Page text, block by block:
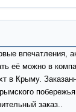
впечатления,
её можно в
в Крыму.
заказ..